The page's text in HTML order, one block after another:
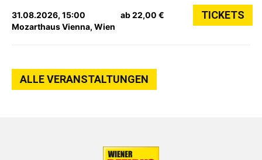
31.08.2026, 15:00
Mozarthaus Vienna, Wien
ab 22,00 € TICKETS
ALLE VERANSTALTUNGEN